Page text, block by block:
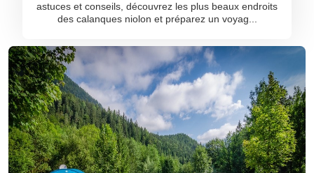
astuces et conseils, découvrez les plus beaux endroits
des calanques niolon et préparez un voyag...